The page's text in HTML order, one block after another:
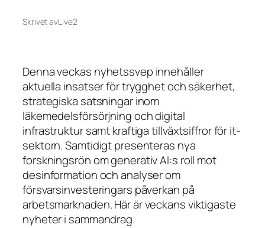
Skrivet avLive2
Denna veckas nyhetssvep innehåller
aktuella insatser för trygghet och säkerhet,
strategiska satsningar inom
läkemedelsförsörjning och digital
infrastruktur samt kraftiga tillväxtsiffror för it-
sektorn. Samtidigt presenteras nya
forskningsrön om generativ AI:s roll mot
desinformation och analyser om
försvarsinvesteringars påverkan på
arbetsmarknaden. Här är veckans viktigaste
nyheter i sammandrag.